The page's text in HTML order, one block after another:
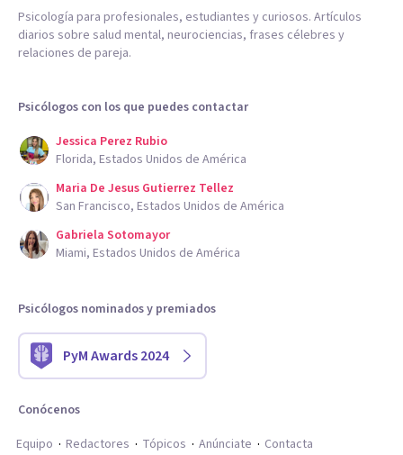
Psicología para profesionales, estudiantes y curiosos. Artículos
diarios sobre salud mental, neurociencias, frases célebres y
relaciones de pareja.
Psicólogos con los que puedes contactar
Jessica Perez Rubio
Florida, Estados Unidos de América
Maria De Jesus Gutierrez Tellez
San Francisco, Estados Unidos de América
Gabriela Sotomayor
Miami, Estados Unidos de América
Psicólogos nominados y premiados
PyM Awards 2024
Conócenos
Equipo
Redactores Tópicos Anúnciate Contacta